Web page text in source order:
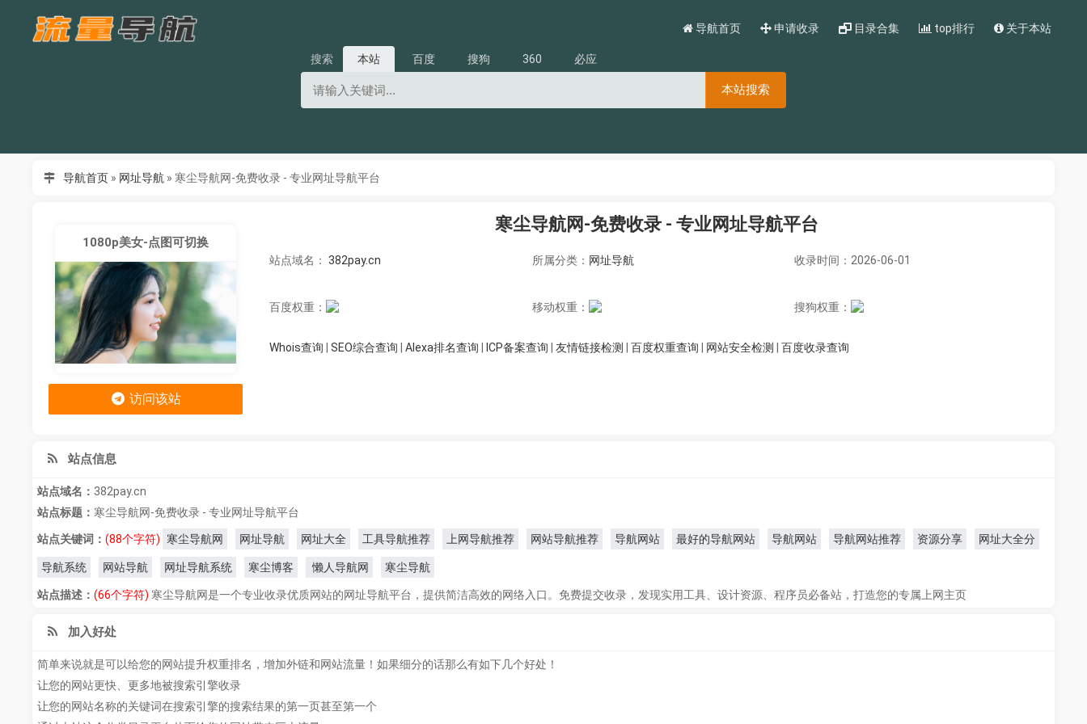
导航首页 申请收录 目录合集 top排行 关于本站
搜索 本站 百度 搜狗 360 必应
本站搜索
导航首页 » 网址导航 » 寒尘导航网-免费收录 - 专业网址导航平台
寒尘导航网-免费收录 - 专业网址导航平台
站点域名： 382pay.cn 所属分类： 网址导航 收录时间：2026-06-01
百度权重： 移动权重： 搜狗权重：
Whois查询 SEO综合查询 Alexa排名查询 ICP备案查询 友情链接检测 百度权重查询 网站安全检测 百度收录查询
1080p美女-点图可切换
访问该站
站点信息
站点域名： 382pay.cn
站点标题： 寒尘导航网-免费收录 - 专业网址导航平台
站点关键词： (88个字符) 寒尘导航网 网址导航 网址大全 工具导航推荐 上网导航推荐 网站导航推荐 导航网站 最好的导航网站 导航网站 导航网站推荐 资源分享 网址大全分
导航系统 网站导航 网址导航系统 寒尘博客 懒人导航网 寒尘导航
站点描述： (66个字符) 寒尘导航网是一个专业收录优质网站的网址导航平台，提供简洁高效的网络入口。免费提交收录，发现实用工具、设计资源、程序员必备站，打造您的专属上网主页
加入好处
简单来说就是可以给您的网站提升权重排名，增加外链和网站流量！如果细分的话那么有如下几个好处！
让您的网站更快、更多地被搜索引擎收录
让您的网站名称的关键词在搜索引擎的搜索结果的第一页甚至第一个